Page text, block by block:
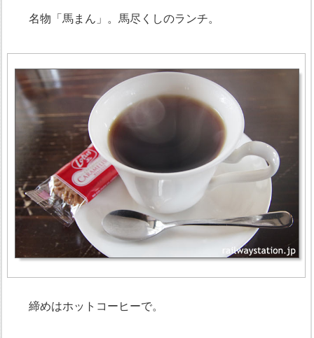
名物「馬まん」。馬尽くしのランチ。
締めはホットコーヒーで。